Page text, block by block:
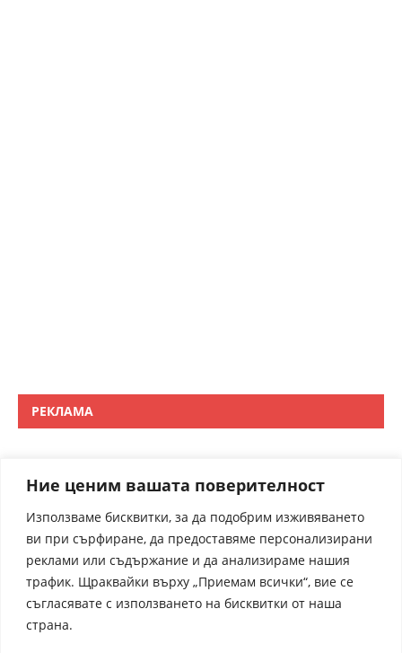
Ние ценим вашата поверителност
Използваме бисквитки, за да подобрим изживяването
ви при сърфиране, да предоставяме персонализирани
реклами или съдържание и да анализираме нашия
трафик. Щраквайки върху „Приемам всички“, вие се
съгласявате с използването на бисквитки от наша
страна.
РЕКЛАМА